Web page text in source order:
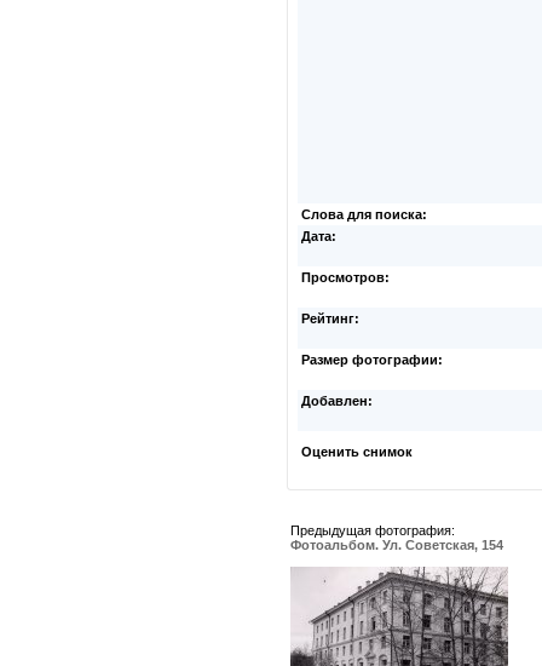
Слова для поиска:
Дата:
Просмотров:
Рейтинг:
Размер фотографии:
Добавлен:
Оценить снимок
Предыдущая фотография:
Фотоальбом. Ул. Советская, 154